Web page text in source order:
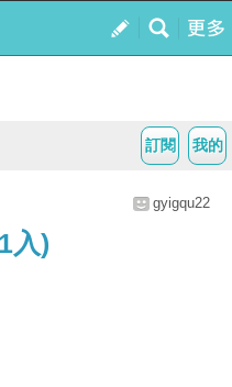
我的
訂閱
gyigqu22
入)